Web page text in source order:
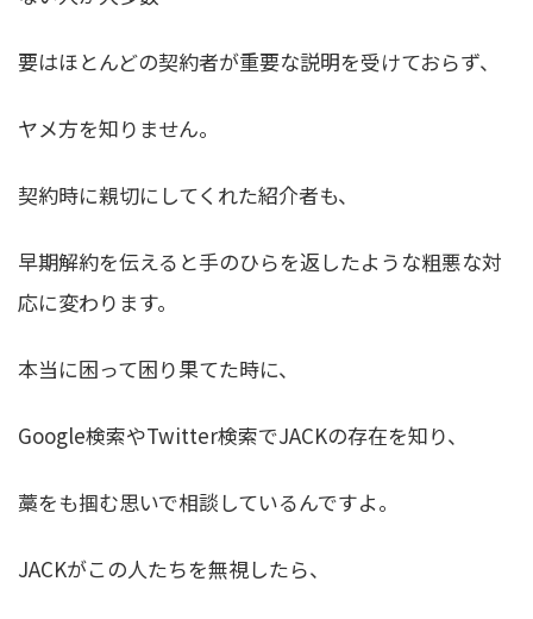
要はほとんどの契約者が重要な説明を受けておらず、
ヤメ方を知りません。
契約時に親切にしてくれた紹介者も、
早期解約を伝えると手のひらを返したような粗悪な対
応に変わります。
本当に困って困り果てた時に、
Google検索やTwitter検索でJACKの存在を知り、
藁をも掴む思いで相談しているんですよ。
JACKがこの人たちを無視したら、